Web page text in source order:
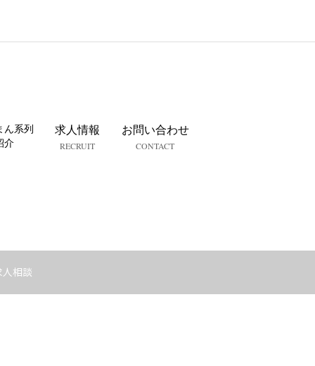
ん系列
介
求人情報
RECRUIT
お問い合わせ
CONTACT
相談